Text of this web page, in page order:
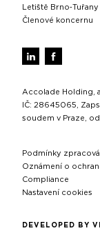
Letiště Brno‑Tuřany
Členové koncernu
Accolade Holding,
IČ: 28645065,
soudem v Praze,
Podmínky
Oznámení o
Compliance
Nastavení cookies
DEVELOPED BY